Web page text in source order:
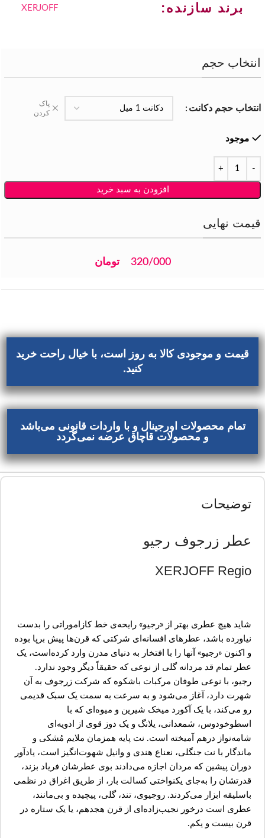
برند سازنده: XERJOFF
انتخاب حجم
انتخاب حجم دکانت
پاک
کردن
موجود
افزودن به سبد خرید
قیمت نهایی
320/000 تومان
قیمت و موجودی کالا به روز است، با خیال راحت خرید
کنید.
تمام محصولات اورجینال و با واردات قانونی می‌باشد
و محصولات قاچاق عرضه نمی‌گردد
توضیحات
عطر زرجوف رجیو
XERJOFF Regio
شاید هیچ عطری بهتر از «رجیو» رایحه‌ی خط کازاموراتی را بدست
نیاورده باشد، عطرهای افسانه‌ای شرکتی که قرن‌ها پیش برپا بوده
و اکنون «رجیو» آنها را با افتخار به دنیای مدرن وارد کرده‌است، یک
عطر تمام قد مردانه گلی از نوعی که حقیقاً دیگر وجود ندارد.
رجیو، با نوعی طوفان مرکبات باشکوه که شرکت زرجوف به آن
شهرت دارد، آغاز می‌شود و به سرعت به سمت یک سبک قدیمی
رو می‌کند، با یک آکورد میخک شیرین و میوه‌ای که با
اسطوخودوس، شمعدانی، یلانگ و یک دوز قوی از ادویه‌ای
شامه‌نواز درهم آمیخته است. نت پایه همزمان ملایم مُشکی و
ماندگار با نت جنگلی، نعناع هندی و وانیل شهوت‌انگیز است، یادآور
دوران پیشین که مردان اجازه می‌دادند بوی عطرشان فریاد بزند،
قدرتشان را به‌جای یکنواختی کسالت بار، از طریق اغراق در نظمی
باسلیقه ابزار می‌کردند. روجیوی، تند، گلی، پیچیده و بی‌مانند،
عطری است درخور نجیب‌زاده‌ای از قرن هجدهم، یا یک ستاره در
قرن بیست و یکم.